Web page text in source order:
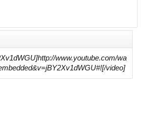
www.youtube.com/wa
video]